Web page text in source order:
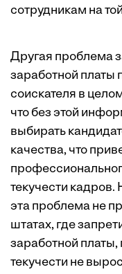
сотрудникам на
Другая проблема
заработной платы
соискателя в
что без этой
выбирать
качества, что
текучести кадров.
эта проблема не
штатах, где
заработной платы,
текучести не